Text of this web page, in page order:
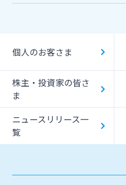
個人のお客さま
株主・投資家の皆さ
ま
ニュースリリース一
覧